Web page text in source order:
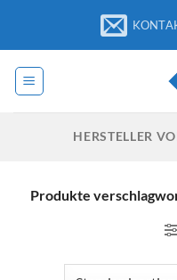
springen
HERSTELLER
Produkte